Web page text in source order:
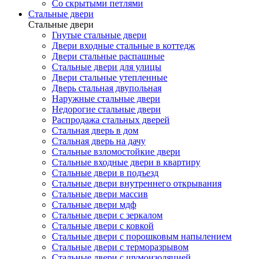
Со скрытыми петлями
Стальные двери
Стальные двери
Гнутые стальные двери
Двери входные стальные в коттедж
Двери стальные распашные
Стальные двери для улицы
Двери стальные утепленные
Дверь стальная двупольная
Наружные стальные двери
Недорогие стальные двери
Распродажа стальных дверей
Стальная дверь в дом
Стальная дверь на дачу
Стальные взломостойкие двери
Стальные входные двери в квартиру
Стальные двери в подъезд
Стальные двери внутреннего открывания
Стальные двери массив
Стальные двери мдф
Стальные двери с зеркалом
Стальные двери с ковкой
Стальные двери с порошковым напылением
Стальные двери с терморазрывом